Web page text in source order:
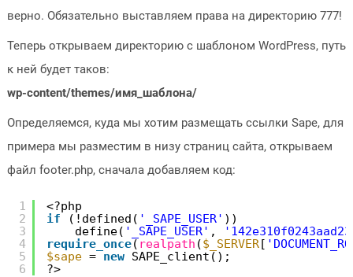
верно. Обязательно выставляем права на директорию 777!
Теперь открываем директорию с шаблоном WordPress, путь
к ней будет таков:
wp-content/themes/имя_шаблона/
Определяемся, куда мы хотим размещать ссылки Sape, для
примера мы разместим в низу страниц сайта, открываем
файл footer.php, сначала добавляем код:
1
2
3
4
5
6
<?php
if
(!defined( '_SAPE_USER' ))
define( '_SAPE_USER' ,
require_once( realpath ($_SERVER[
$sape = new SAPE_client();
?>